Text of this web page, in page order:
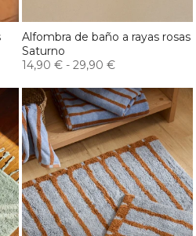
Alfombra de baño a rayas rosas
Saturno
14,90 € - 29,90 €